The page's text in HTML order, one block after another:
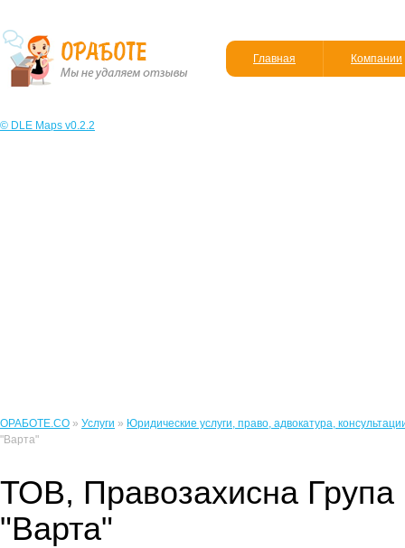
Главная Компании
© DLE Maps v0.2.2
ОРАБОТЕ.CO » Услуги » Юридические услуги, право, адвокатура,
"Варта"
ТОВ, Правозахисна
"Варта"